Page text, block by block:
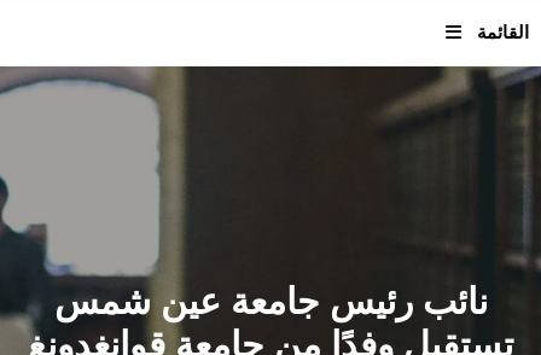
القائمة
الرئيسيـة
القطاعـات
الشئون الأكاديمية
نائب رئيس جامعة عين شمس
تستقبل وفدًا من جامعة قوانغدونغ